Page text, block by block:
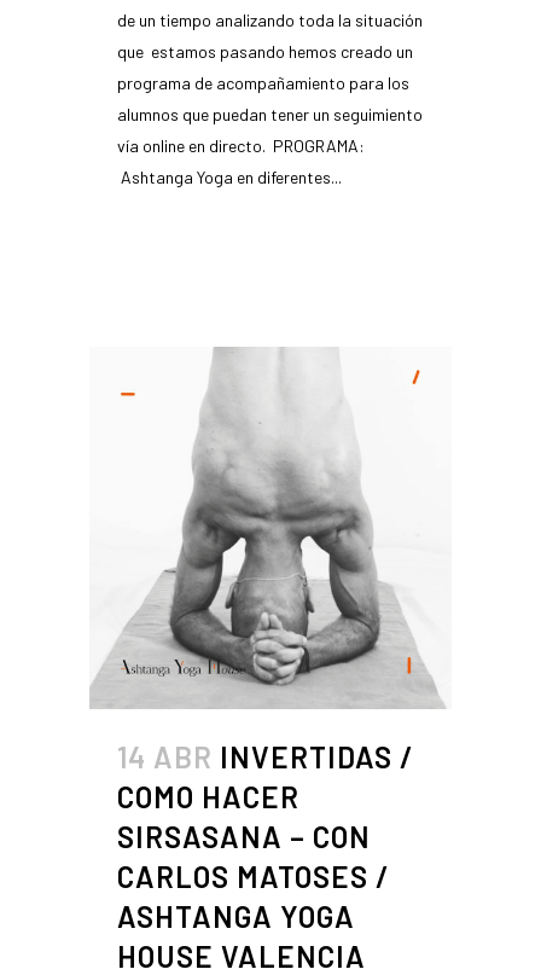
de un tiempo analizando toda la situación
que estamos pasando hemos creado un
programa de acompañamiento para los
alumnos que puedan tener un seguimiento
vía online en directo. PROGRAMA:
Ashtanga Yoga en diferentes...
14 ABR INVERTIDAS /
COMO HACER
SIRSASANA – CON
CARLOS MATOSES /
ASHTANGA YOGA
HOUSE VALENCIA